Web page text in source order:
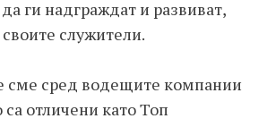
ги надграждат и развиват,
служители.
сме сред водещите компании
отличени като Топ